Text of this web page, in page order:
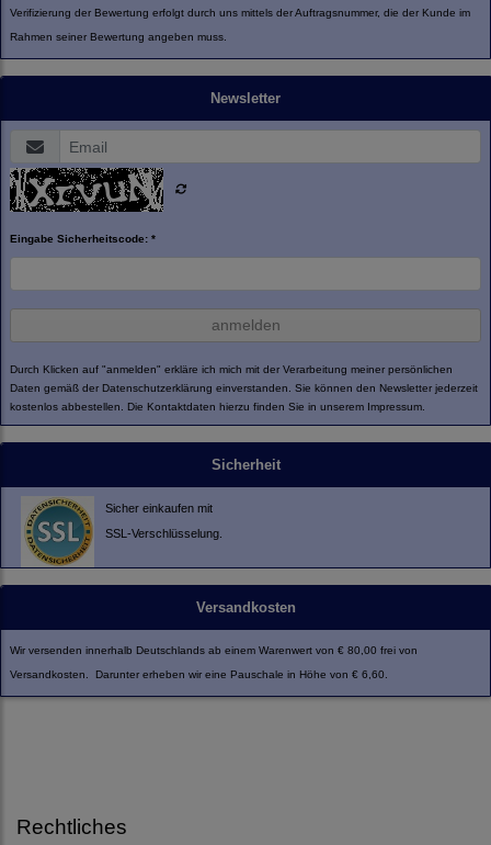
Verifizierung der Bewertung erfolgt durch uns mittels der Auftragsnummer, die der Kunde im
Rahmen seiner Bewertung angeben muss.
Newsletter
Eingabe Sicherheitscode: *
anmelden
Durch Klicken auf "anmelden" erkläre ich mich mit der Verarbeitung meiner persönlichen
Daten gemäß der Datenschutzerklärung einverstanden. Sie können den Newsletter jederzeit
kostenlos abbestellen. Die Kontaktdaten hierzu finden Sie in unserem Impressum.
Sicherheit
Sicher einkaufen mit
SSL-Verschlüsselung.
Versandkosten
Wir versenden innerhalb Deutschlands ab einem Warenwert von € 80,00 frei von
Versandkosten. Darunter erheben wir eine Pauschale in Höhe von € 6,60.
Rechtliches